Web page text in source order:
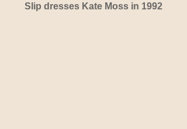
Slip dresses Kate Moss in 1992